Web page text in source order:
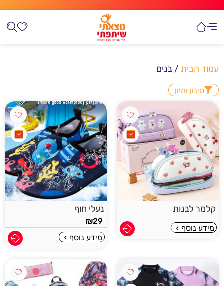
עמוד הבית / בנים
סינון ומיון
קלמר לבנות
מידע נוסף
נעלי חוף
₪29
מידע נוסף